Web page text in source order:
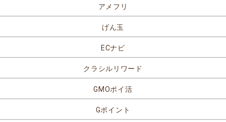
アメフリ
げん玉
ECナビ
クラシルリワード
GMOポイ活
Gポイント